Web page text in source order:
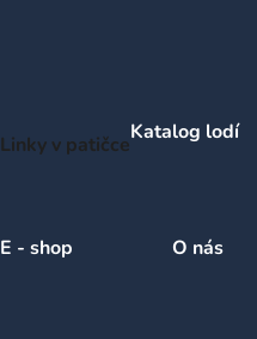
Linky v patičceKatalog lodí
E - shop O nás